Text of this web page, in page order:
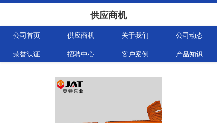
供应商机
公司首页 供应商机 关于我们 公司动态
荣誉认证 招聘中心 客户案例 产品知识